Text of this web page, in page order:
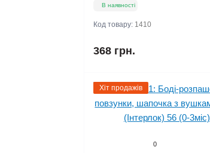
В наявності
Код товару: 1410
368 грн.
Хіт продажів
0